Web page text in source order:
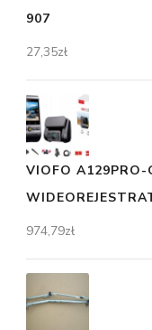
907
27,35zł
VIOFO A129PRO-
974,79zł